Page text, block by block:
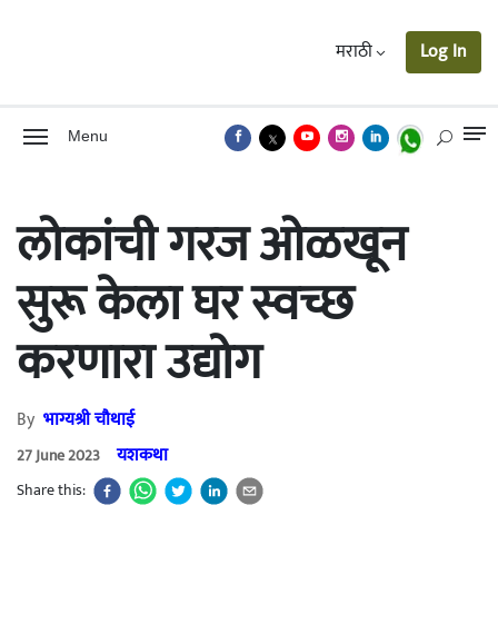
मराठी Log In
Menu
लोकांची गरज ओळखून
सुरू केला घर स्वच्छ
करणारा उद्योग
By भाग्यश्री चौथाई
27 June 2023 यशकथा
Share this: